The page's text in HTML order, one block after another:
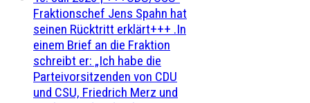
Fraktionschef Jens Spahn hat
seinen Rücktritt erklärt+++ .In
einem Brief an die Fraktion
schreibt er: „Ich habe die
Parteivorsitzenden von CDU
und CSU, Friedrich Merz und